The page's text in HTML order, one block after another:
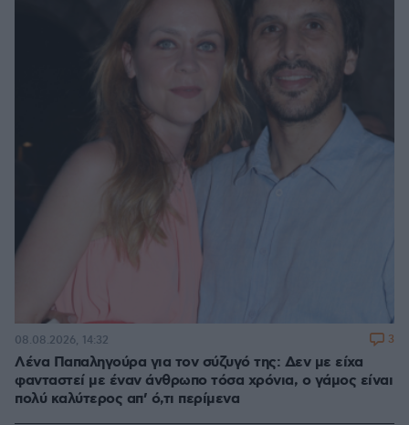
Λένα Παπαληγούρα για τον σύζυγό της: Δεν με είχα
φανταστεί με έναν άνθρωπο τόσα χρόνια, ο γάμος είναι
πολύ καλύτερος απ’ ό,τι περίμενα
08.08.2026, 14:32 3